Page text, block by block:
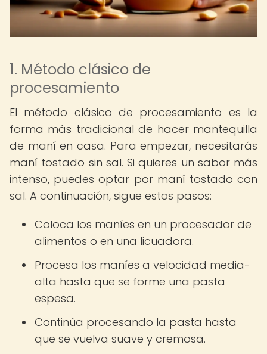
1. Método clásico de
procesamiento
El método clásico de procesamiento es la
forma más tradicional de hacer mantequilla
de maní en casa. Para empezar, necesitarás
maní tostado sin sal. Si quieres un sabor más
intenso, puedes optar por maní tostado con
sal. A continuación, sigue estos pasos:
Coloca los maníes en un procesador de
alimentos o en una licuadora.
Procesa los maníes a velocidad media-
alta hasta que se forme una pasta
espesa.
Continúa procesando la pasta hasta
que se vuelva suave y cremosa.